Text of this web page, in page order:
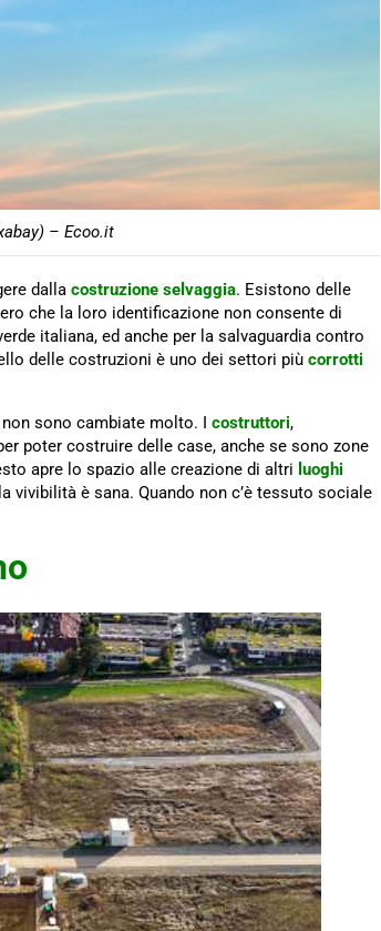
– Ecoo.it
dalla costruzione selvaggia. Esistono delle
che la loro identificazione non consente di
italiana, ed anche per la salvaguardia contro
delle costruzioni è uno dei settori più corrotti
sono cambiate molto. I costruttori,
poter costruire delle case, anche se sono zone
apre lo spazio alle creazione di altri luoghi
vivibilità è sana. Quando non c’è tessuto sociale